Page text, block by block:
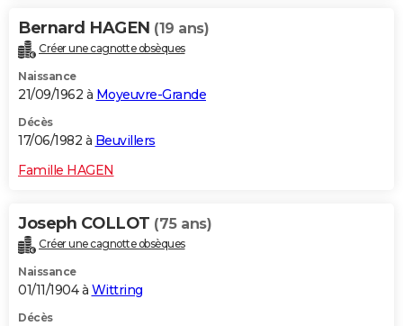
Bernard HAGEN (19 ans)
Créer une cagnotte obsèques
Naissance
21/09/1962 à Moyeuvre-Grande
Décès
17/06/1982 à Beuvillers
Famille HAGEN
Joseph COLLOT (75 ans)
Créer une cagnotte obsèques
Naissance
01/11/1904 à Wittring
Décès